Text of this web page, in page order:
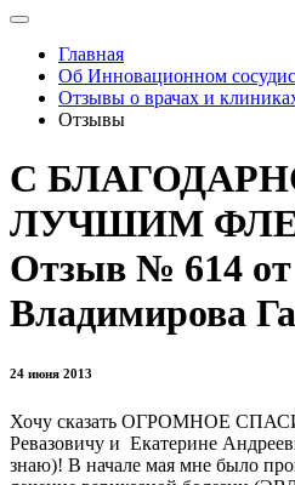
Главная
Об Инновационном
Отзывы о врачах и
Отзывы
С
ЛУЧШИМ
Отзыв № 614 от
Владимирова
24 июня 2013
Хочу сказать ОГРОМНОЕ
Ревазовичу и Екатерине
знаю)! В начале мая мне было